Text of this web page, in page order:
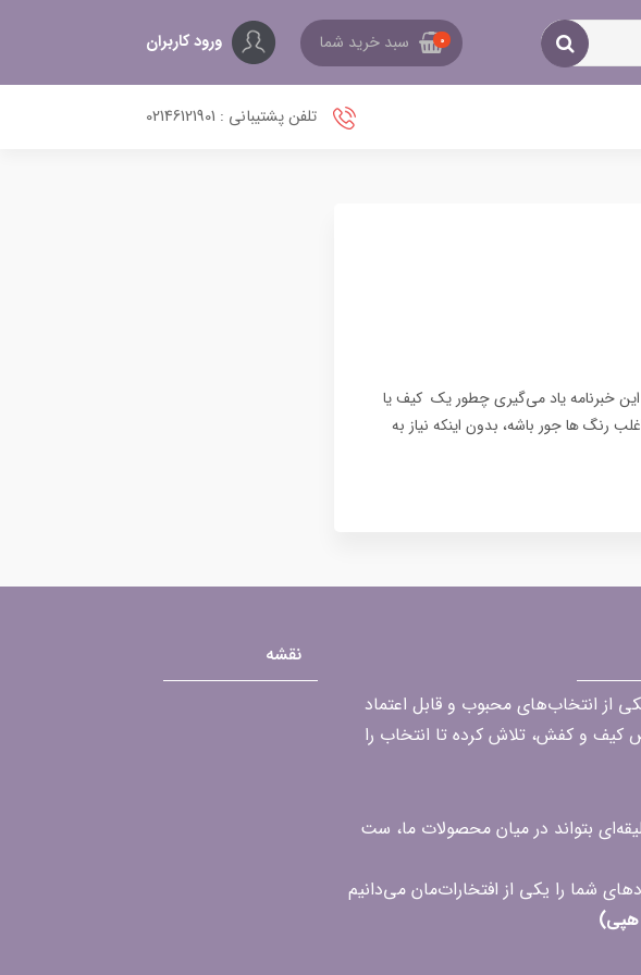
0 سبد خرید شما ورود کاربران
تلفن پشتیبانی : 02146121901
خبرنامه یاد می‌گیری چطور یک کیف یا
رنگ ها جور باشه، بدون اینکه نیاز به
یکی از انتخاب‌های محبوب و قابل اعتماد
کیف و کفش، تلاش کرده تا انتخاب را
بتواند در میان محصولات ما، ست
نقشه